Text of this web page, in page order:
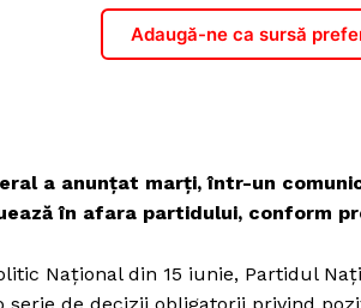
Adaugă-ne ca sursă
a anunțat marți, într-un
în afara partidului, conform
Național din 15 iunie, Partidul
serie de decizii obligatorii privind